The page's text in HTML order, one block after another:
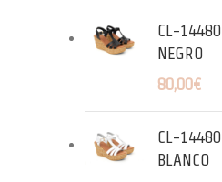
CL-14480
NEGRO
80,00€
CL-14480
BLANCO